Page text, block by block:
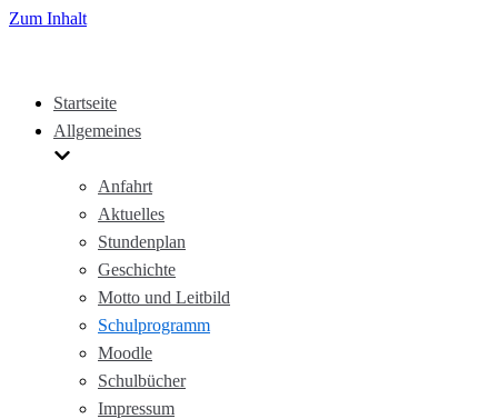
Zum Inhalt
Startseite
Allgemeines
Anfahrt
Aktuelles
Stundenplan
Geschichte
Motto und Leitbild
Schulprogramm
Moodle
Schulbücher
Impressum